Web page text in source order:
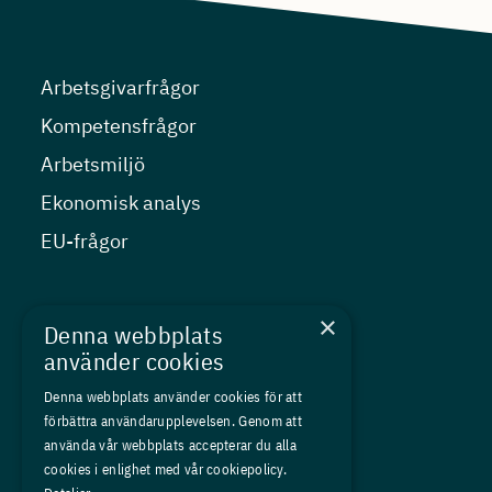
Arbetsgivarfrågor
Kompetensfrågor
Arbetsmiljö
Ekonomisk analys
EU-frågor
Kurser
Medlemskap
Om oss
Press
×
Denna webbplats
använder cookies
Denna webbplats använder cookies för att
förbättra användarupplevelsen. Genom att
använda vår webbplats accepterar du alla
cookies i enlighet med vår cookiepolicy.